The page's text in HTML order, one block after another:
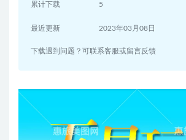
累计下载 5
最近更新 2023年03月08日
下载遇到问题？可联系客服或留言反馈